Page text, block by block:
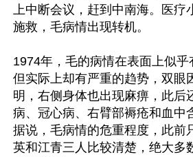
上中断会议，赶到中南海。医疗
施救，毛病情出现转机。
1974年，毛的病情在表面上似乎
但实际上却有严重的趋势，双眼
明，右侧身体也出现麻痹，此后
病、冠心病、右臂部褥疮和血中
据说，毛病情的危重程度，此前
英和江青三人比较清楚，绝大多